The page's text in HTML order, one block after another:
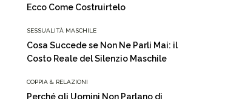
Ecco Come Costruirtelo
SESSUALITÀ MASCHILE
Cosa Succede se Non Ne Parli Mai: il
Costo Reale del Silenzio Maschile
COPPIA & RELAZIONI
Perché gli Uomini Non Parlano di